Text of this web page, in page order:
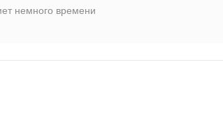
немного времени